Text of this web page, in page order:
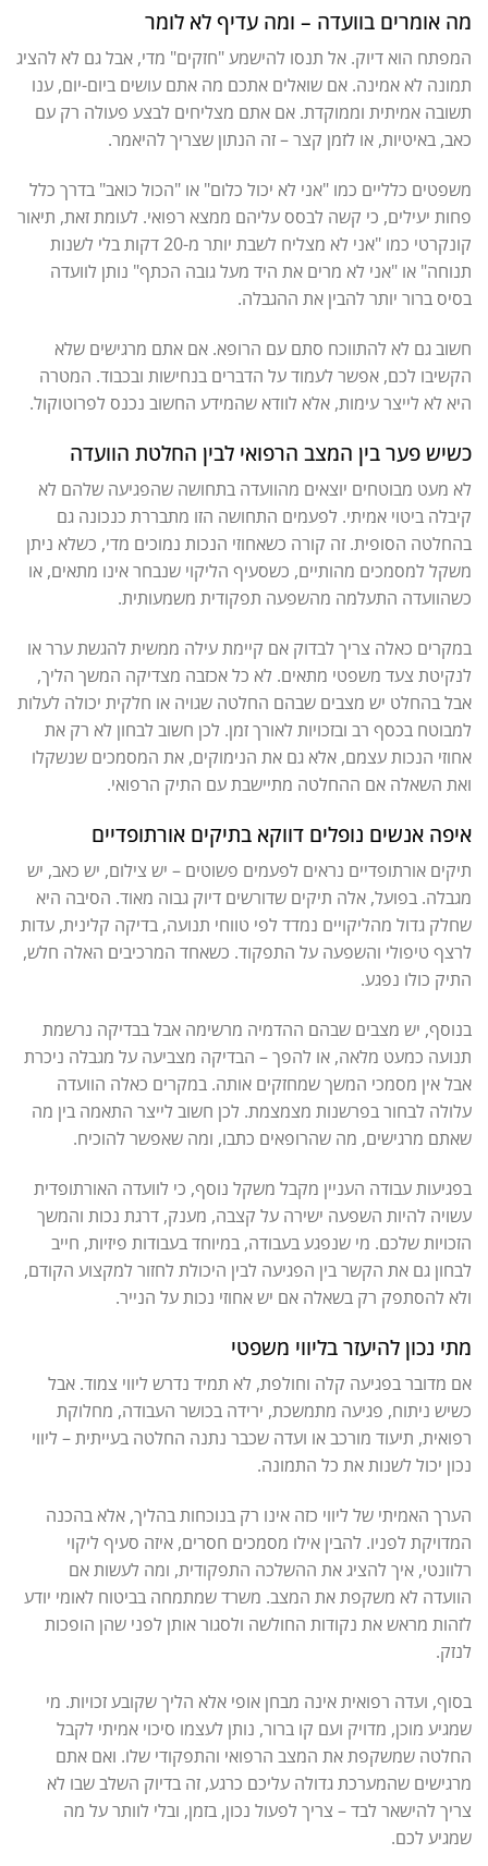
מה אומרים בוועדה – ומה עדיף לא לומר
המפתח הוא דיוק. אל תנסו להישמע "חזקים" מדי, אבל גם לא להציג
תמונה לא אמינה. אם שואלים אתכם מה אתם עושים ביום-יום, ענו
תשובה אמיתית וממוקדת. אם אתם מצליחים לבצע פעולה רק עם
כאב, באיטיות, או לזמן קצר – זה הנתון שצריך להיאמר.
משפטים כלליים כמו "אני לא יכול כלום" או "הכול כואב" בדרך כלל
פחות יעילים, כי קשה לבסס עליהם ממצא רפואי. לעומת זאת, תיאור
קונקרטי כמו "אני לא מצליח לשבת יותר מ-20 דקות בלי לשנות
תנוחה" או "אני לא מרים את היד מעל גובה הכתף" נותן לוועדה
בסיס ברור יותר להבין את ההגבלה.
חשוב גם לא להתווכח סתם עם הרופא. אם אתם מרגישים שלא
הקשיבו לכם, אפשר לעמוד על הדברים בנחישות ובכבוד. המטרה
היא לא לייצר עימות, אלא לוודא שהמידע החשוב נכנס לפרוטוקול.
כשיש פער בין המצב הרפואי לבין החלטת הוועדה
לא מעט מבוטחים יוצאים מהוועדה בתחושה שהפגיעה שלהם לא
קיבלה ביטוי אמיתי. לפעמים התחושה הזו מתבררת כנכונה גם
בהחלטה הסופית. זה קורה כשאחוזי הנכות נמוכים מדי, כשלא ניתן
משקל למסמכים מהותיים, כשסעיף הליקוי שנבחר אינו מתאים, או
כשהוועדה התעלמה מהשפעה תפקודית משמעותית.
במקרים כאלה צריך לבדוק אם קיימת עילה ממשית להגשת ערר או
לנקיטת צעד משפטי מתאים. לא כל אכזבה מצדיקה המשך הליך,
אבל בהחלט יש מצבים שבהם החלטה שגויה או חלקית יכולה לעלות
למבוטח בכסף רב ובזכויות לאורך זמן. לכן חשוב לבחון לא רק את
אחוזי הנכות עצמם, אלא גם את הנימוקים, את המסמכים שנשקלו
ואת השאלה אם ההחלטה מתיישבת עם התיק הרפואי.
איפה אנשים נופלים דווקא בתיקים אורתופדיים
תיקים אורתופדיים נראים לפעמים פשוטים – יש צילום, יש כאב, יש
מגבלה. בפועל, אלה תיקים שדורשים דיוק גבוה מאוד. הסיבה היא
שחלק גדול מהליקויים נמדד לפי טווחי תנועה, בדיקה קלינית, עדות
לרצף טיפולי והשפעה על התפקוד. כשאחד המרכיבים האלה חלש,
התיק כולו נפגע.
בנוסף, יש מצבים שבהם ההדמיה מרשימה אבל בבדיקה נרשמת
תנועה כמעט מלאה, או להפך – הבדיקה מצביעה על מגבלה ניכרת
אבל אין מסמכי המשך שמחזקים אותה. במקרים כאלה הוועדה
עלולה לבחור בפרשנות מצמצמת. לכן חשוב לייצר התאמה בין מה
שאתם מרגישים, מה שהרופאים כתבו, ומה שאפשר להוכיח.
בפגיעות עבודה העניין מקבל משקל נוסף, כי לוועדה האורתופדית
עשויה להיות השפעה ישירה על קצבה, מענק, דרגת נכות והמשך
הזכויות שלכם. מי שנפגע בעבודה, במיוחד בעבודות פיזיות, חייב
לבחון גם את הקשר בין הפגיעה לבין היכולת לחזור למקצוע הקודם,
ולא להסתפק רק בשאלה אם יש אחוזי נכות על הנייר.
מתי נכון להיעזר בליווי משפטי
אם מדובר בפגיעה קלה וחולפת, לא תמיד נדרש ליווי צמוד. אבל
כשיש ניתוח, פגיעה מתמשכת, ירידה בכושר העבודה, מחלוקת
רפואית, תיעוד מורכב או ועדה שכבר נתנה החלטה בעייתית – ליווי
נכון יכול לשנות את כל התמונה.
הערך האמיתי של ליווי כזה אינו רק בנוכחות בהליך, אלא בהכנה
המדויקת לפניו. להבין אילו מסמכים חסרים, איזה סעיף ליקוי
רלוונטי, איך להציג את ההשלכה התפקודית, ומה לעשות אם
הוועדה לא משקפת את המצב. משרד שמתמחה בביטוח לאומי יודע
לזהות מראש את נקודות החולשה ולסגור אותן לפני שהן הופכות
לנזק.
בסוף, ועדה רפואית אינה מבחן אופי אלא הליך שקובע זכויות. מי
שמגיע מוכן, מדויק ועם קו ברור, נותן לעצמו סיכוי אמיתי לקבל
החלטה שמשקפת את המצב הרפואי והתפקודי שלו. ואם אתם
מרגישים שהמערכת גדולה עליכם כרגע, זה בדיוק השלב שבו לא
צריך להישאר לבד – צריך לפעול נכון, בזמן, ובלי לוותר על מה
שמגיע לכם.